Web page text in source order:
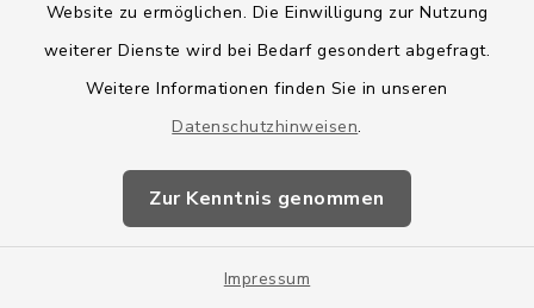
Website zu ermöglichen. Die Einwilligung zur Nutzung
weiterer Dienste wird bei Bedarf gesondert abgefragt.
Weitere Informationen finden Sie in unseren
Datenschutzhinweisen.
Zur Kenntnis genommen
Impressum
Eibl Peter
Georg-Eger-Straße 9, 91334
Hemhofen
09195 5475